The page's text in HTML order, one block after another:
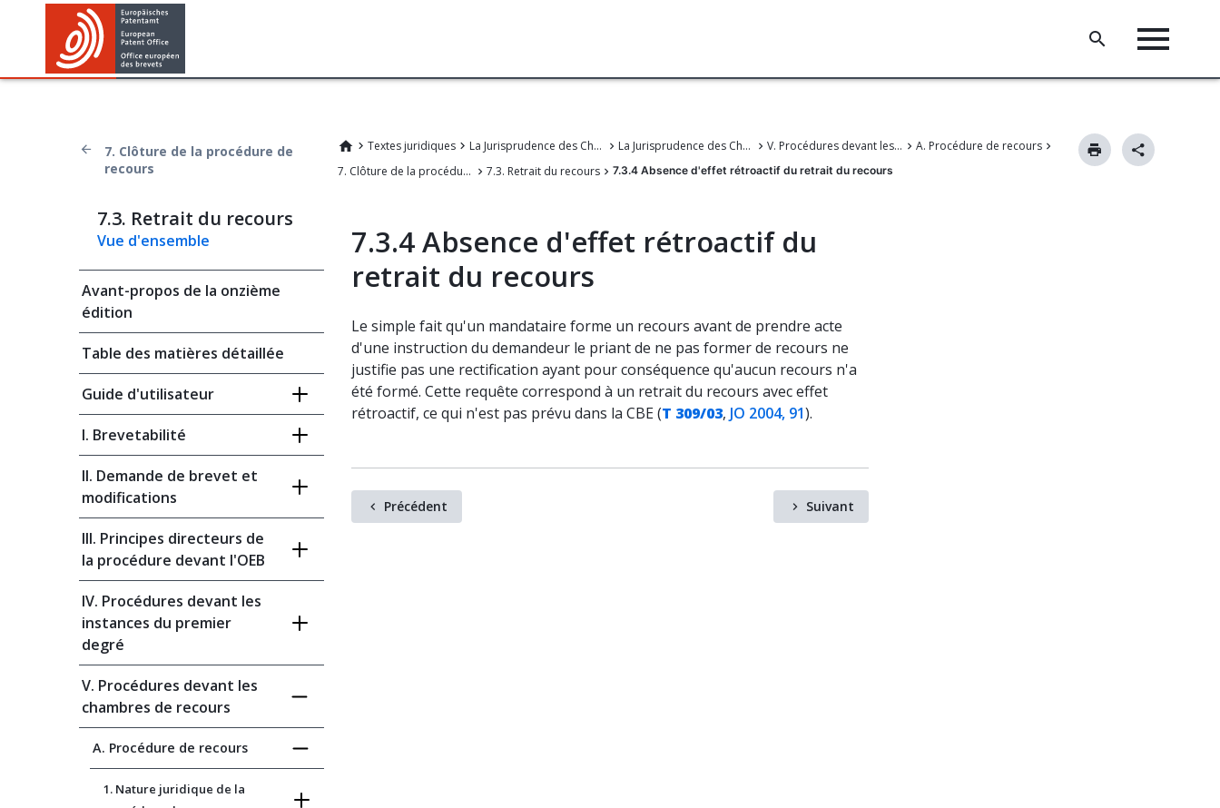
7. Clôture de la procédure de
recours
Textes juridiques La Jurisprudence des Chambers de recours de l'OEB La Jurisprudence des Chambres de recours de l'Office européen des brevets V. Procédures devant les chambres de recours
A. Procédure de recours
7. Clôture de la procédure de recours
7.3. Retrait du recours 7.3.4 Absence d'effet rétroactif du retrait du recours
7.3. Retrait du recours
Vue d'ensemble
Avant-propos de la onzième
édition
Table des matières détaillée
Guide d'utilisateur
I. Brevetabilité
II. Demande de brevet et
modifications
III. Principes directeurs de
la procédure devant l'OEB
IV. Procédures devant les
instances du premier
degré
V. Procédures devant les
chambres de recours
A. Procédure de recours
1. Nature juridique de la
7.3.4 Absence d'effet rétroactif du
retrait du recours
Le simple fait qu'un mandataire forme un recours avant de prendre acte
d'une instruction du demandeur le priant de ne pas former de recours ne
justifie pas une rectification ayant pour conséquence qu'aucun recours n'a
été formé. Cette requête correspond à un retrait du recours avec effet
rétroactif, ce qui n'est pas prévu dans la CBE (T 309/03, JO 2004, 91).
Précédent Suivant